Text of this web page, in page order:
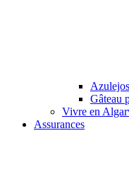
Azulejos
Gâteau
Vivre en
Assurances